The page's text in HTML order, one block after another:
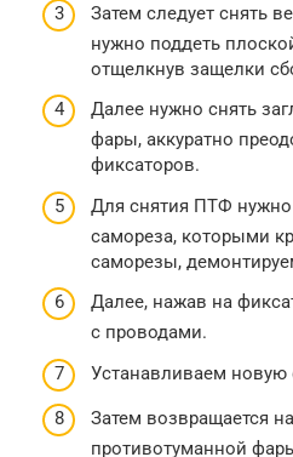
Затем следует снять
нужно поддеть
отщелкнув защелки
Далее нужно снять
фары, аккуратно
фиксаторов.
Для снятия ПТФ нужно
самореза, которыми
саморезы,
Далее, нажав на
с проводами.
Устанавливаем новую
Затем возвращается
противотуманной